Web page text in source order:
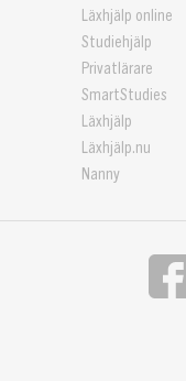
Läxhjälp online
Studiehjälp
Privatlärare
SmartStudies
Läxhjälp
Läxhjälp.nu
Nanny